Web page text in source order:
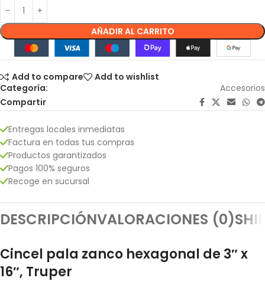
AÑADIR AL CARRITO
Add to compare
Add to wishlist
Categoría:
Accesorios
Compartir
Entregas locales inmediatas
Factura en todas tus compras
Productos garantizados
Pagos 100% seguros
Recoge en sucursal
DESCRIPCIÓNVALORACIONES (0)
Cincel pala zanco hexagonal de 3″ x
16″, Truper